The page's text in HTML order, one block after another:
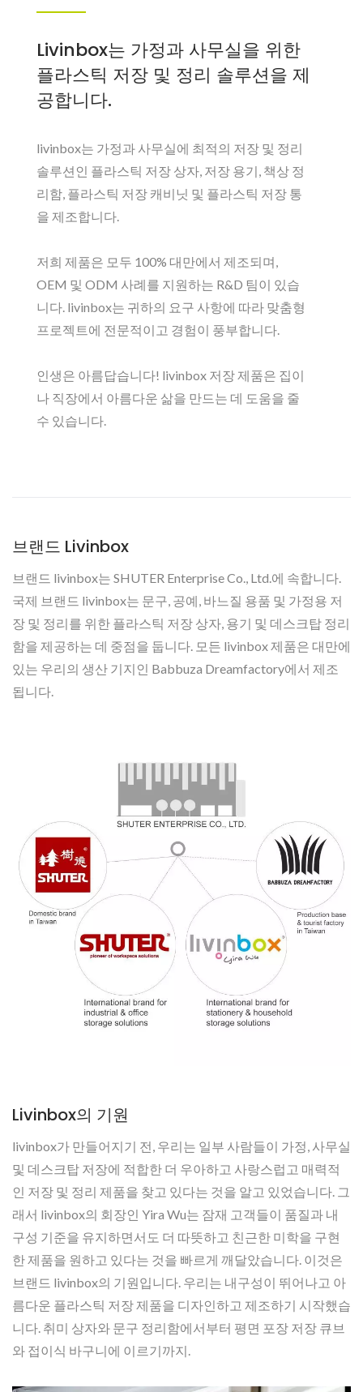
Livinbox는 가정과 사무실을 위한
플라스틱 저장 및 정리 솔루션을 제
공합니다.
livinbox는 가정과 사무실에 최적의 저장 및 정리
솔루션인 플라스틱 저장 상자, 저장 용기, 책상 정
리함, 플라스틱 저장 캐비닛 및 플라스틱 저장 통
을 제조합니다.
저희 제품은 모두 100% 대만에서 제조되며,
OEM 및 ODM 사례를 지원하는 R&D 팀이 있습
니다. livinbox는 귀하의 요구 사항에 따라 맞춤형
프로젝트에 전문적이고 경험이 풍부합니다.
인생은 아름답습니다! livinbox 저장 제품은 집이
나 직장에서 아름다운 삶을 만드는 데 도움을 줄
수 있습니다.
브랜드 Livinbox
브랜드 livinbox는 SHUTER Enterprise Co., Ltd.에 속합니다.
국제 브랜드 livinbox는 문구, 공예, 바느질 용품 및 가정용 저
장 및 정리를 위한 플라스틱 저장 상자, 용기 및 데스크탑 정리
함을 제공하는 데 중점을 둡니다. 모든 livinbox 제품은 대만에
있는 우리의 생산 기지인 Babbuza Dreamfactory에서 제조
됩니다.
Livinbox의 기원
livinbox가 만들어지기 전, 우리는 일부 사람들이 가정, 사무실
및 데스크탑 저장에 적합한 더 우아하고 사랑스럽고 매력적
인 저장 및 정리 제품을 찾고 있다는 것을 알고 있었습니다. 그
래서 livinbox의 회장인 Yira Wu는 잠재 고객들이 품질과 내
구성 기준을 유지하면서도 더 따뜻하고 친근한 미학을 구현
한 제품을 원하고 있다는 것을 빠르게 깨달았습니다. 이것은
브랜드 livinbox의 기원입니다. 우리는 내구성이 뛰어나고 아
름다운 플라스틱 저장 제품을 디자인하고 제조하기 시작했습
니다. 취미 상자와 문구 정리함에서부터 평면 포장 저장 큐브
와 접이식 바구니에 이르기까지.